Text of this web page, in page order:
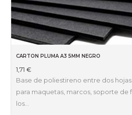
CARTON PLUMA A3 5MM NEGRO
1,71€
Base de poliestireno entre dos
para maquetas, marcos, soporte de
los…